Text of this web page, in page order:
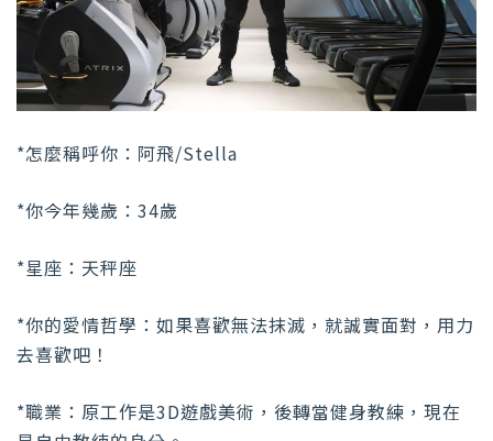
*怎麼稱呼你：阿飛/Stella
*你今年幾歲：34歲
*星座：天秤座
*你的愛情哲學：如果喜歡無法抹滅，就誠實面對，用力
去喜歡吧！
*職業：原工作是3D遊戲美術，後轉當健身教練，現在